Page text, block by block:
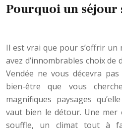
Pourquoi un séjour
Il est vrai que pour s’offrir un
avez d’innombrables choix de
Vendée ne vous décevra
bien-être que vous
magnifiques paysages
vaut bien le détour. Une
souffle, un climat tout à